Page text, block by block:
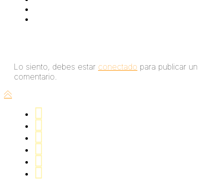
Lo siento, debes estar conectado para publicar un
comentario.